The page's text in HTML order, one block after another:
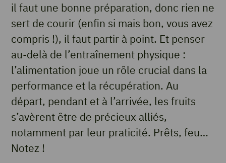
il faut une bonne préparation, donc rien ne
sert de courir (enfin si mais bon, vous avez
compris !), il faut partir à point. Et penser
au-delà de l’entraînement physique :
l’alimentation joue un rôle crucial dans la
performance et la récupération. Au
départ, pendant et à l’arrivée, les fruits
s’avèrent être de précieux alliés,
notamment par leur praticité. Prêts, feu…
Notez !